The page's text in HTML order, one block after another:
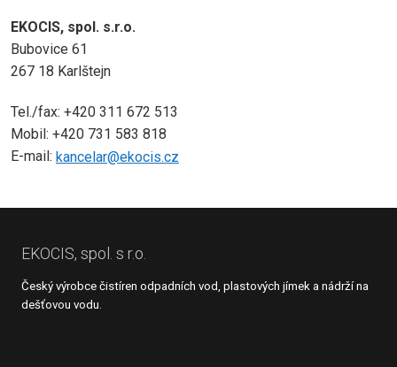
EKOCIS, spol. s.r.o.
Bubovice 61
267 18 Karlštejn
Tel./fax: +420 311 672 513
Mobil: +420 731 583 818
E-mail: kancelar@ekocis.cz
EKOCIS, spol. s r.o.
Český výrobce čistíren odpadních vod, plastových jímek a nádrží na
dešťovou vodu.